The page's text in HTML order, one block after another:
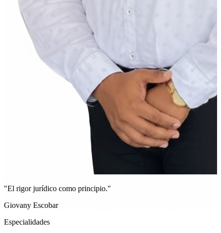
"El rigor jurídico como principio."
Giovany Escobar
Especialidades